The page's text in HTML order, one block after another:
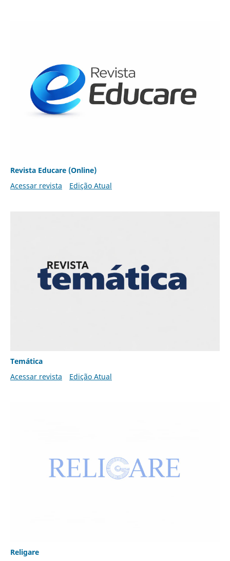
Revista Educare (Online)
Acessar revista
Edição Atual
Temática
Acessar revista
Edição Atual
Religare